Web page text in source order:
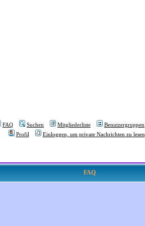
FAQ Suchen Mitgliederliste Benutzergruppen
Profil
Einloggen, um private Nachrichten zu lesen
FAQ